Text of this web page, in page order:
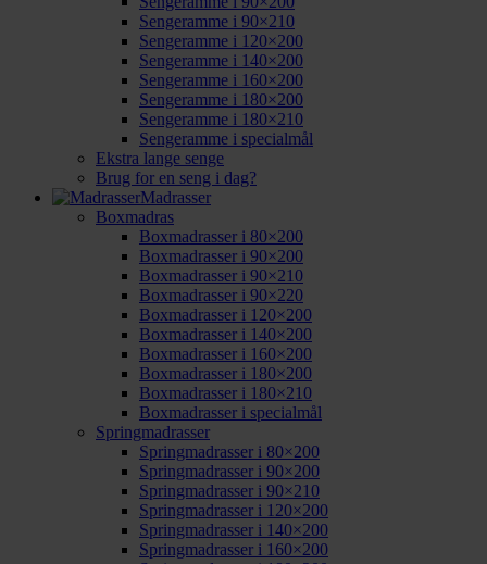
Sengeramme i 90×210
Sengeramme i 120×200
Sengeramme i 140×200
Sengeramme i 160×200
Sengeramme i 180×200
Sengeramme i 180×210
Sengeramme i specialmål
Ekstra lange senge
Brug for en seng i dag?
Madrasser
Boxmadras
Boxmadrasser i 80×200
Boxmadrasser i 90×200
Boxmadrasser i 90×210
Boxmadrasser i 90×220
Boxmadrasser i 120×200
Boxmadrasser i 140×200
Boxmadrasser i 160×200
Boxmadrasser i 180×200
Boxmadrasser i 180×210
Boxmadrasser i specialmål
Springmadrasser
Springmadrasser i 80×200
Springmadrasser i 90×200
Springmadrasser i 90×210
Springmadrasser i 120×200
Springmadrasser i 140×200
Springmadrasser i 160×200